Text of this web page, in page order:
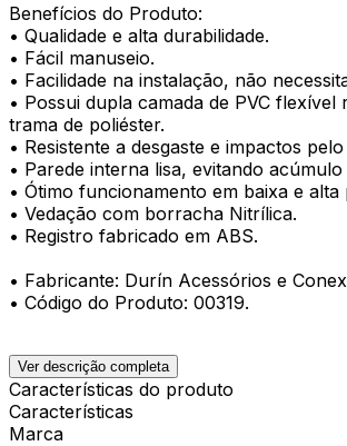
Benefícios do Produto:
• Qualidade e alta durabilidade.
• Fácil manuseio.
• Facilidade na instalação, não
• Possui dupla camada de PVC
trama de poliéster.
• Resistente a desgaste e impactos
• Parede interna lisa, evitando acúmulo
• Ótimo funcionamento em baixa e alta
• Vedação com borracha Nitrílica.
• Registro fabricado em ABS.
• Fabricante: Durín Acessórios e
• Código do Produto: 00319.
Ver descrição completa
Características do produto
Características
Marca